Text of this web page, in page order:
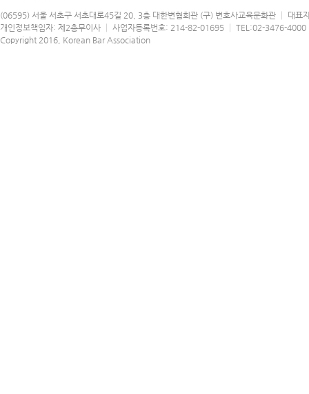
(06595) 서울 서초구 서초대로45길 20, 3층 대한변협회관 (구) 변호사교육문화관 │ 대표
개인정보책임자: 제2총무이사 │ 사업자등록번호: 214-82-01695 │ TEL:02-3476-
Copyright 2016, Korean Bar Association